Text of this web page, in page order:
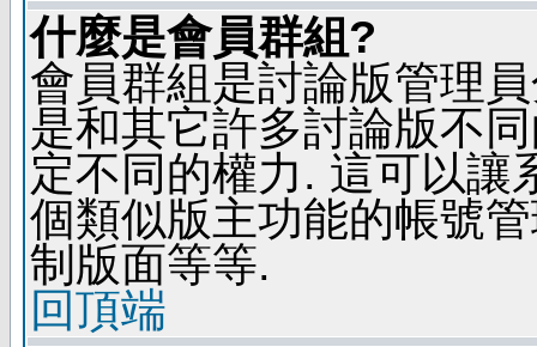
什麼是會員群組?
會員群組是討論版管理
是和其它許多討論版不
定不同的權力. 這可以讓
個類似版主功能的帳號
制版面等等.
回頂端